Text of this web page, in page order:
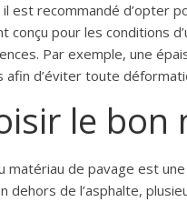
est recommandé d’opter
conçu pour les conditions
Par exemple, une
afin d’éviter toute
le bon
matériau de pavage est
dehors de l’asphalte,